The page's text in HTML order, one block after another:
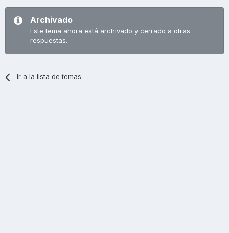
Archivado
Este tema ahora está archivado y cerrado a otras
respuestas.
Ir a la lista de temas